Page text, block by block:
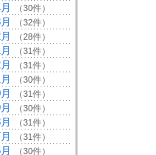
（30件）
（32件）
（28件）
（31件）
（31件）
（30件）
（31件）
（30件）
（31件）
（31件）
（30件）